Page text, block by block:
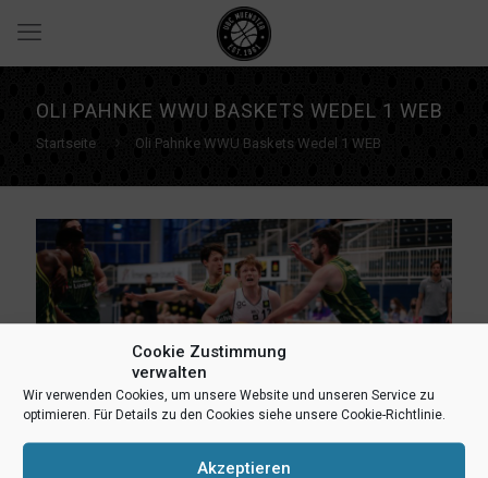
Cookie Zustimmung
verwalten
Wir verwenden Cookies, um unsere Website und unseren Service zu
optimieren. Für Details zu den Cookies siehe unsere Cookie-Richtlinie.
Akzeptieren
OLI PAHNKE WWU BASKETS WEDEL 1 WEB
Startseite Oli Pahnke WWU Baskets Wedel 1 WEB